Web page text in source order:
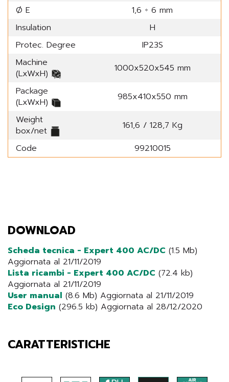
Ø E
1,6 ÷ 6 mm
Insulation
H
Protec. Degree
IP23S
Machine
(LxWxH)
1000x520x545 mm
Package
(LxWxH)
985x410x550 mm
Weight
box/net
161,6 / 128,7 Kg
Code
99210015
DOWNLOAD
Scheda tecnica - Expert 400 AC/DC (1.5 Mb)
Aggiornata al 21/11/2019
Lista ricambi - Expert 400 AC/DC (72.4 kb)
Aggiornata al 21/11/2019
User manual (8.6 Mb) Aggiornata al 21/11/2019
Eco Design (296.5 kb) Aggiornata al 28/12/2020
CARATTERISTICHE